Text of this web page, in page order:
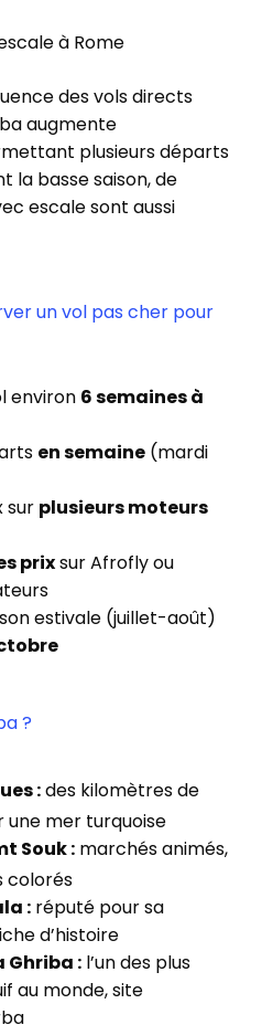
à Rome
des vols directs
augmente
plusieurs départs
la basse saison, de
escale sont aussi
un vol pas cher pour
environ 6 semaines à
en semaine (mardi
sur plusieurs moteurs
prixsur Afrofly ou
estivale (juillet-août)
?
:des kilomètres de
mer turquoise
Souk : marchés animés,
colorés
: réputé pour sa
d’histoire
Ghriba : l’un des plus
au monde, site